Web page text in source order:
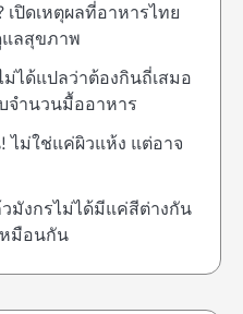
เปิดเหตุผลที่อาหารไทย
แลสุขภาพ
ได้แปลว่าต้องกินถี่เสมอ
จำนวนมื้ออาหาร
ม่ใช่แค่ผิวแห้ง แต่อาจ
มังกรไม่ได้มีแค่สีต่างกัน
มือนกัน